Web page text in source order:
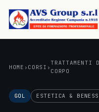
HOME › CORSI ›
TRATTAMENTI
CORPO
GOL ESTETICA &